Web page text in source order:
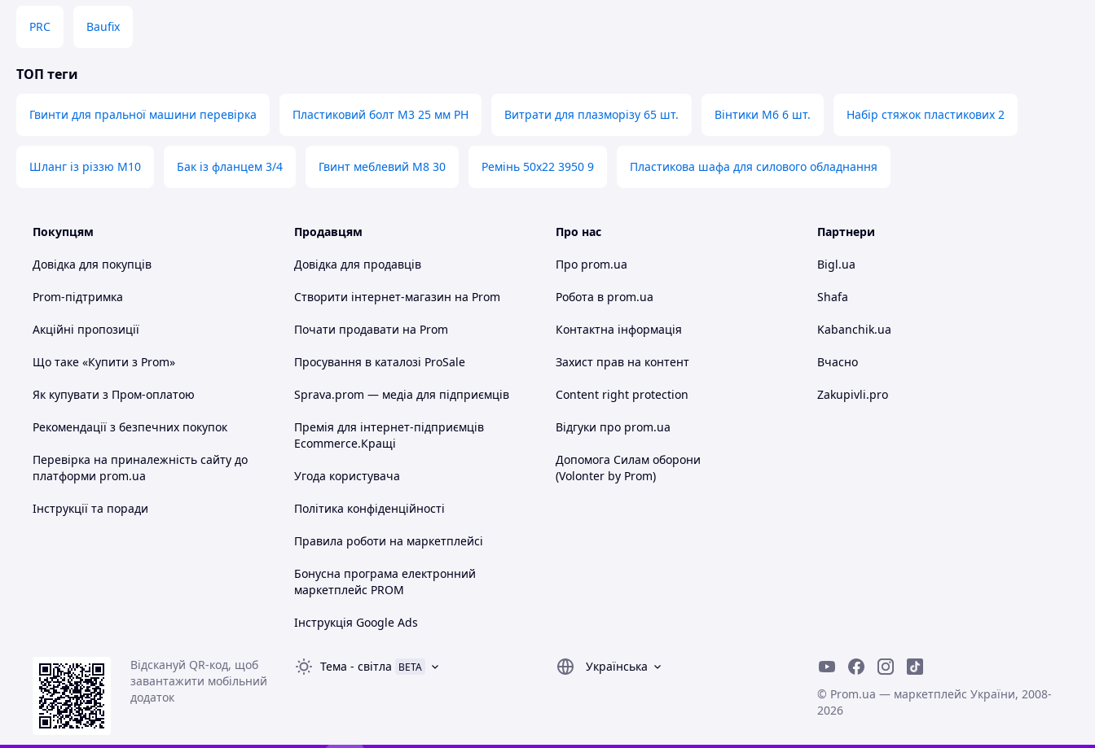
PRC Baufix
ТОП теги
Гвинти для пральної машини перевірка Пластиковий болт M3 25 мм PH Витрати для плазморізу 65 шт. Вінтики M6 6 шт. Набір стяжок пластикових 2
Шланг із різзю M10 Бак із фланцем 3/4 Гвинт меблевий M8 30 Ремінь 50х22 3950 9 Пластикова шафа для силового обладнання
Покупцям
Довідка для покупців
Prom-підтримка
Акційні пропозиції
Що таке «Купити з Prom»
Як купувати з Пром-оплатою
Рекомендації з безпечних покупок
Перевірка на приналежність сайту до
платформи prom.ua
Інструкції та поради
Продавцям
Довідка для продавців
Створити інтернет-магазин на Prom
Почати продавати на Prom
Просування в каталозі ProSale
Sprava.prom — медіа для підприємців
Премія для інтернет-підприємців
Ecommerce.Кращі
Угода користувача
Політика конфіденційності
Правила роботи на маркетплейсі
Бонусна програма електронний
маркетплейс PROM
Інструкція Google Ads
Про нас
Про prom.ua
Робота в prom.ua
Контактна інформація
Захист прав на контент
Content right protection
Відгуки про prom.ua
Допомога Силам оборони
(Volonter by Prom)
Партнери
Bigl.ua
Shafa
Kabanchik.ua
Вчасно
Zakupivli.pro
Відскануй QR-код, щоб
завантажити мобільний
додаток
Тема - світла BETA
Українська
© Prom.ua — маркетплейс України, 2008-
2026